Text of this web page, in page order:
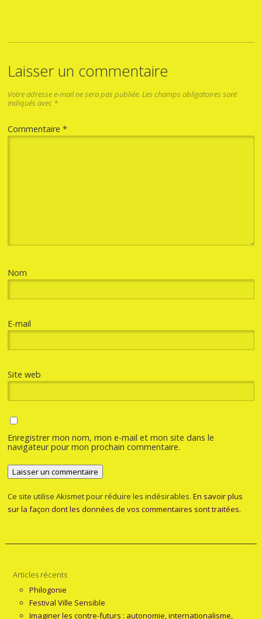
Laisser un commentaire
Votre adresse e-mail ne sera pas publiée. Les champs obligatoires sont
indiqués avec *
Commentaire*
Nom
E-mail
Site web
Enregistrer mon nom, mon e-mail et mon site dans le
navigateur pour mon prochain commentaire.
Ce site utilise Akismet pour réduire les indésirables.En savoir plus
sur la façon dont les données de vos commentaires sont traitées.
Articles récents
Philogonie
Festival Ville Sensible
Imaginer les contre-futurs : autonomie, internationalisme,